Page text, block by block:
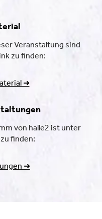
Veranstaltung sind
zu finden:
➜
von halle2 ist unter
finden:
➜